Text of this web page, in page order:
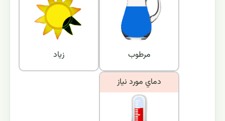
زیاد مرطوب
دماي مورد نياز